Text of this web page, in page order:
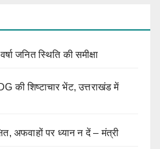
जनित स्थिति की समीक्षा
की शिष्टाचार भेंट, उत्तराखंड में
अफवाहों पर ध्यान न दें – मंत्री